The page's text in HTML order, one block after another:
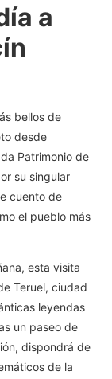
a
bellos de
desde
Patrimonio de
su singular
cuento de
el pueblo más
esta visita
Teruel, ciudad
leyendas
un paseo de
dispondrá de
de la